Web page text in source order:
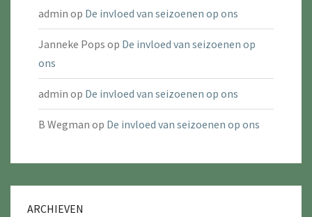
admin op De invloed van seizoenen op ons
Janneke Pops op De invloed van seizoenen op
ons
admin op De invloed van seizoenen op ons
B Wegman op De invloed van seizoenen op ons
ARCHIEVEN